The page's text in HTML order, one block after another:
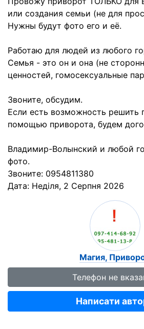
или создания семьи (не для
Нужны будут фото его и её.
Работаю для людей из любого
Семья - это он и она (не
ценностей, гомосексуальные
Звоните, обсудим.
Если есть возможность решить
помощью приворота, будем
Владимир-Волынский и любой
фото.
Звоните: 0954811380
Дата: Неділя, 2 Серпня 2026
Магия,
Телефон не
Написати